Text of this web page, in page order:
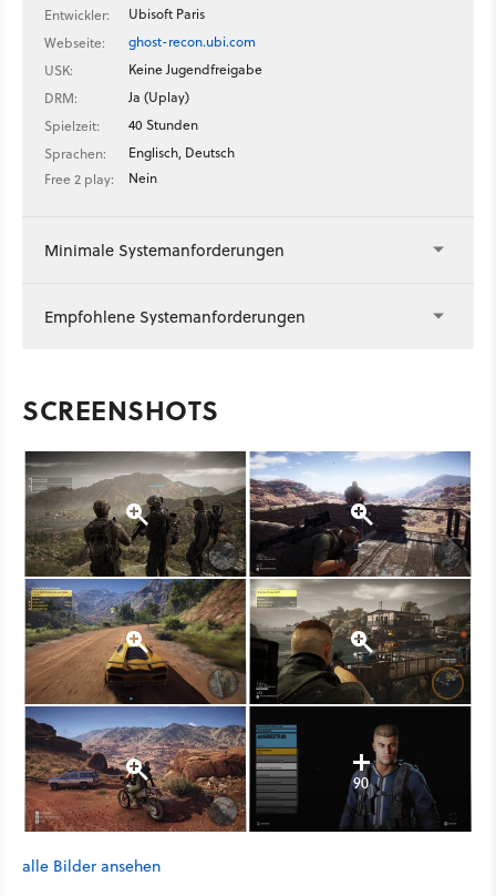
Entwickler:
Ubisoft Paris
Webseite:
ghost-recon.ubi.com
USK:
Keine Jugendfreigabe
DRM:
Ja (Uplay)
Spielzeit:
40 Stunden
Sprachen:
Englisch, Deutsch
Free 2 play:
Nein
Minimale Systemanforderungen
Empfohlene Systemanforderungen
SCREENSHOTS
90
alle Bilder ansehen